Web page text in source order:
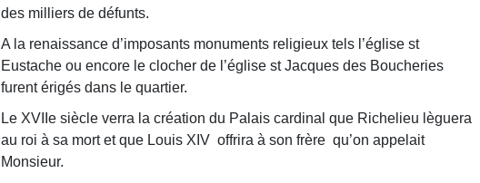
des milliers de défunts.
A la renaissance d’imposants monuments religieux tels l’église st
Eustache ou encore le clocher de l’église st Jacques des Boucheries
furent érigés dans le quartier.
Le XVIIe siècle verra la création du Palais cardinal que Richelieu lèguera
au roi à sa mort et que Louis XIV offrira à son frère qu’on appelait
Monsieur.